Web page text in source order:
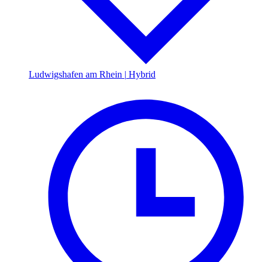
Ludwigshafen am Rhein | Hybrid